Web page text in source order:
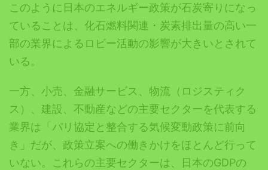
このように日本のエネルギー政策が石炭寄りになっ
ていることは、 化石燃料関連・炭素排出量の高い一
部の業界によるロビー活動の影響が大きいとされて
いる。
一方、小売、金融サービス、物流（ロジスティク
ス）、建設、不動産などの主要セクターを代表する
業界は「パリ協定と整合する気候変動政策に前向
き」だが、政策立案への働きかけをほとんど行って
いない。これらの主要セクターは、日本のGDPの